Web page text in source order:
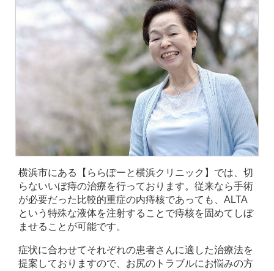
横浜市にある【ららぽーと横浜クリニック】では、切
らないいぼ痔の治療を行っております。従来なら手術
が必要だった比較的重症の内痔核であっても、ALTA
という特殊な液体を注射することで痔核を固めてしぼ
ませることが可能です。
症状に合わせてそれぞれの患者さんに適した治療法を
提案しておりますので、お尻のトラブルにお悩みの方